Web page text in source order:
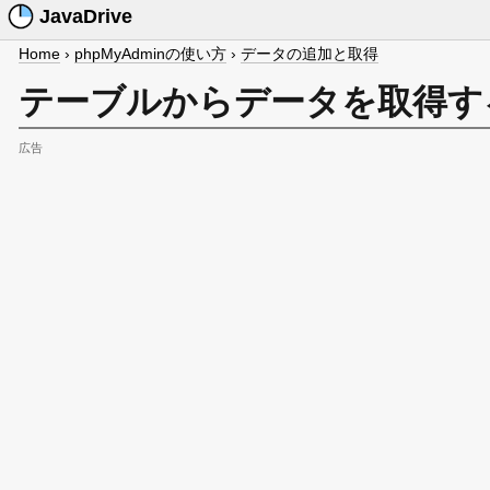
JavaDrive
Home › phpMyAdminの使い方 › データの追加と取得
テーブルからデータを取得
広告